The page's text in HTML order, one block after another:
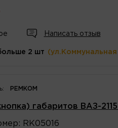
Написать отзыв
2 шт
РЕМКОМ
габаритов ВАЗ-
: RK05016